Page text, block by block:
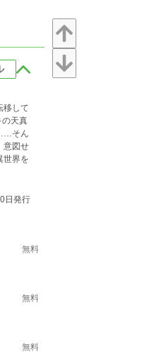
移して
天真
そん
意図せ
世界を
日発行
無料
無料
無料